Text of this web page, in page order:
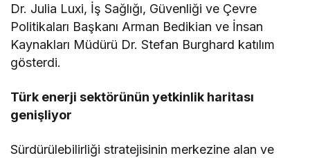
Dr. Julia Luxi, İş Sağlığı, Güvenliği ve Çevre
Politikaları Başkanı Arman Bedikian ve İnsan
Kaynakları Müdürü Dr. Stefan Burghard katılım
gösterdi.
Türk enerji sektörünün yetkinlik haritası
genişliyor
Sürdürülebilirliği stratejisinin merkezine alan ve